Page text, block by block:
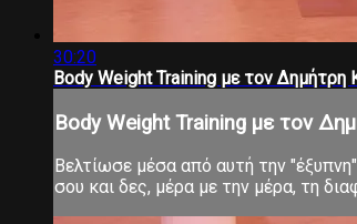
30:20
Body Weight Training με τον Δημήτρη
Body Weight Training με τον
Βελτίωσε μέσα από αυτή την
σου και δες, μέρα με την μέρα, τη